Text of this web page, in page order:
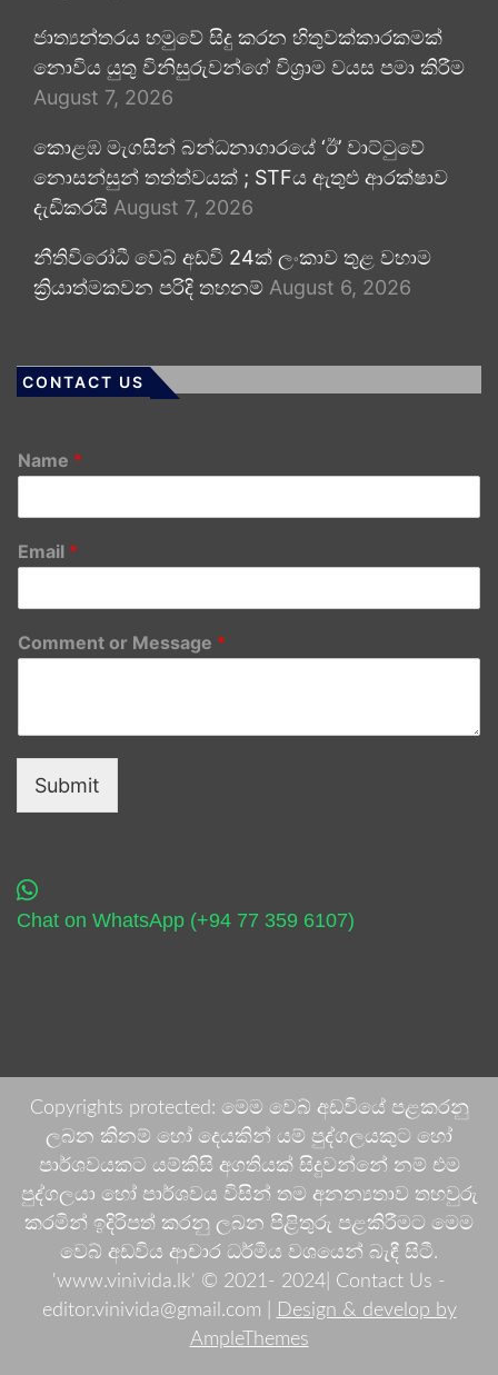
ජාත්‍යන්තරය හමුවේ සිදු කරන හිතුවක්කාරකමක්
නොවිය යුතු විනිසුරුවන්ගේ විශ්‍රාම වයස පමා කිරීම
August 7, 2026
කොළඹ මැගසින් බන්ධනාගාරයේ ‘ඊ’ වාට්ටුවේ
නොසන්සුන් තත්ත්වයක් ; STFය ඇතුළු ආරක්ෂාව
දැඩිකරයි August 7, 2026
නීතිවිරෝධී වෙබ් අඩවි 24ක් ලංකාව තුළ වහාම
ක්‍රියාත්මකවන පරිදි තහනම් August 6, 2026
CONTACT US
Name *
Email *
Comment or Message *
Submit
Chat on WhatsApp (+94 77 359 6107)
Copyrights protected: මෙම වෙබ් අඩවියේ පළකරනු
ලබන කිනම් හෝ දෙයකින් යම් පුද්ගලයකුට හෝ
පාර්ශවයකට යම්කිසි අගතියක් සිදුවන්නේ නම් එම
පුද්ගලයා හෝ පාර්ශවය විසින් තම අනන්‍යතාව තහවුරු
කරමින් ඉදිරිපත් කරනු ලබන පිළිතුරු පළකිරීමට මෙම
වෙබ් අඩවිය ආචාර ධර්මීය වශයෙන් බැඳී සිටී.
'www.vinivida.lk' © 2021- 2024| Contact Us -
editor.vinivida@gmail.com |
Design & develop by
AmpleThemes